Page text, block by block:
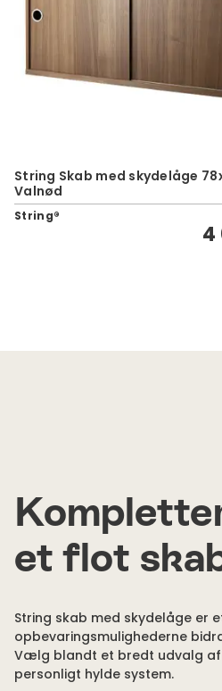
String Skab med skydelåge
Valnød
String®
4
et flot
String skab med skydelåge er
opbevaringsmulighederne
Vælg blandt et bredt udvalg
personligt hylde system.